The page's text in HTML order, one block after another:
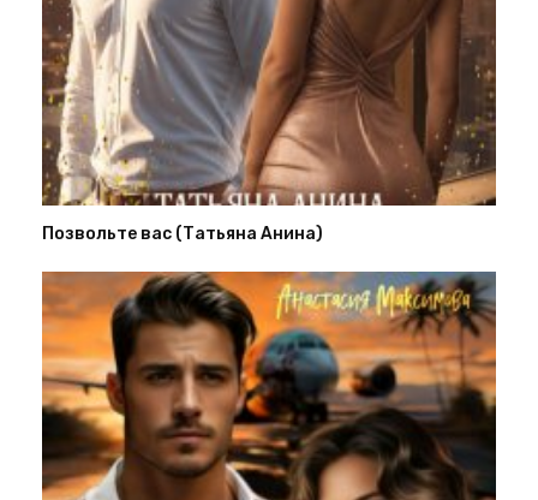
Позвольте вас (Татьяна Анина)